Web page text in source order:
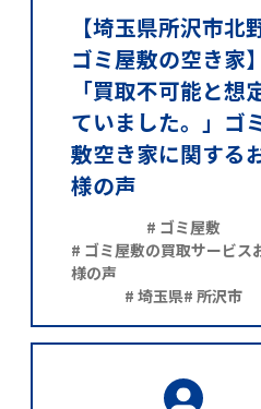
【埼玉県所沢市北
ゴミ屋敷の空き家】
「買取不可能と想
ていました。」ゴ
敷空き家に関する
様の声
# ゴミ屋敷
# ゴミ屋敷の買取サービス
様の声
# 埼玉県# 所沢市